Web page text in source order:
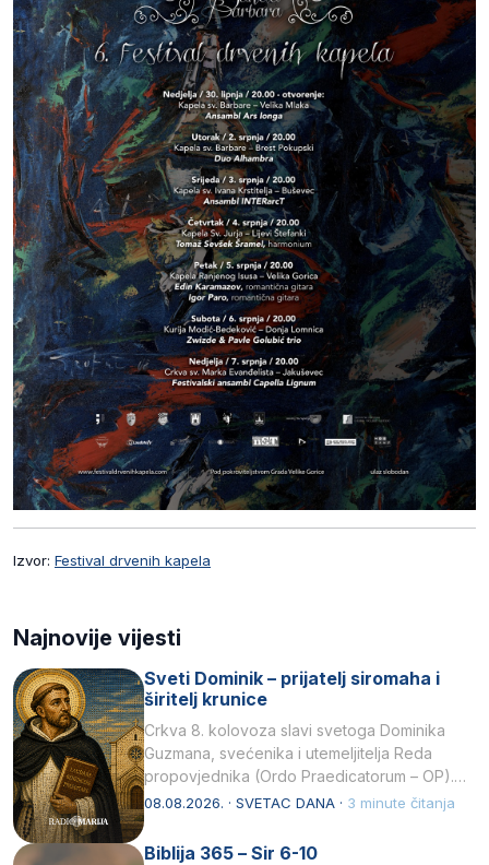
Izvor: Festival drvenih kapela
Najnovije vijesti
Sveti Dominik – prijatelj siromaha i
širitelj krunice
Crkva 8. kolovoza slavi svetoga Dominika
Guzmana, svećenika i utemeljitelja Reda
propovjednika (Ordo Praedicatorum – OP).
Svojim životom, dubokom ljubavlju prema
08.08.2026. · SVETAC DANA · 3 minute čitanja
Biblija 365 – Sir 6-10